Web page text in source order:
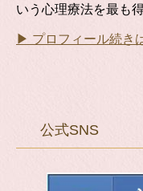
いう心理療法を最も
▶ プロフィール続き
公式SNS